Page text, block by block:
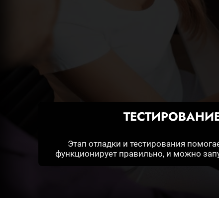
Этап отладки и тестирования
функционирует правильно, и можно